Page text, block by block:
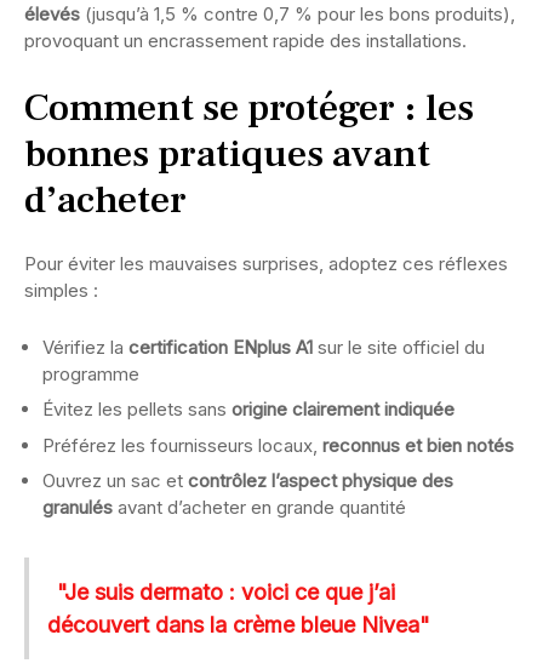
élevés (jusqu’à 1,5 % contre 0,7 % pour les bons produits),
provoquant un encrassement rapide des installations.
Comment se protéger : les
bonnes pratiques avant
d’acheter
Pour éviter les mauvaises surprises, adoptez ces réflexes
simples :
Vérifiez la certification ENplus A1 sur le site officiel du
programme
Évitez les pellets sans origine clairement indiquée
Préférez les fournisseurs locaux, reconnus et bien notés
Ouvrez un sac et contrôlez l’aspect physique des
granulés avant d’acheter en grande quantité
"Je suis dermato : voici ce que j’ai
découvert dans la crème bleue Nivea"